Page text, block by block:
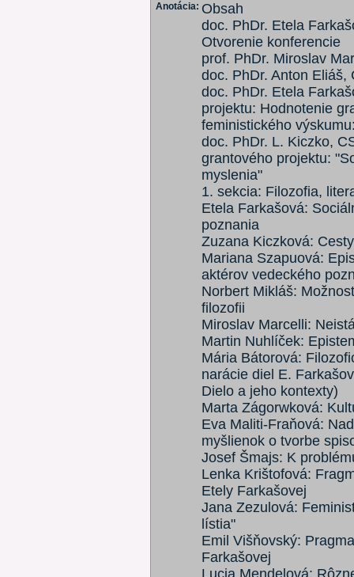
Anotácia: Obsah
doc. PhDr. Etela
Otvorenie konferencie
prof. PhDr. Miroslav
doc. PhDr. Anton Eliáš,
doc. PhDr. Etela
projektu: Hodnotenie
feministického
doc. PhDr. L. Kiczko,
grantového projektu:
myslenia"
1. sekcia: Filozofia,
Etela Farkašová:
poznania
Zuzana Kiczková:
Mariana Szapuová:
aktérov vedeckého
Norbert Mikláš:
filozofii
Miroslav Marcelli:
Martin Nuhlíček:
Mária Bátorová:
narácie diel E.
Dielo a jeho kontexty)
Marta Zágorwková:
Eva Maliti-Fraňová:
myšlienok o tvorbe
Josef Šmajs: K
Lenka Krištofová:
Etely Farkašovej
Jana Zezulová:
lístia"
Emil Višňovský:
Farkašovej
Lucia Mendelová: